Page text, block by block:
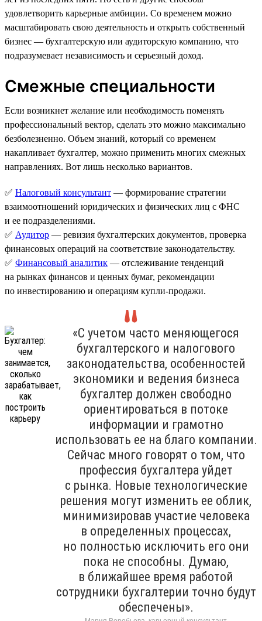
удовлетворить карьерные амбиции. Со временем можно
масштабировать свою деятельность и открыть собственный
бизнес — бухгалтерскую или аудиторскую компанию, что
подразумевает независимость и серьезный доход.
Смежные специальности
Если возникнет желание или необходимость поменять
профессиональный вектор, сделать это можно максимально
безболезненно. Объем знаний, который со временем
накапливает бухгалтер, можно применить многих смежных
направлениях. Вот лишь несколько вариантов.
✅ Налоговый консультант — формирование стратегии
взаимоотношений юридических и физических лиц с ФНС
и ее подразделениями.
✅ Аудитор — ревизия бухгалтерских документов, проверка
финансовых операций на соответствие законодательству.
✅ Финансовый аналитик — отслеживание тенденций
на рынках финансов и ценных бумаг, рекомендации
по инвестированию и операциям купли-продажи.
«С учетом часто меняющегося
бухгалтерского и налогового
законодательства, особенностей
экономики и ведения бизнеса
бухгалтер должен свободно
ориентироваться в потоке
информации и грамотно
использовать ее на благо компании.
Сейчас много говорят о том, что
профессия бухгалтера уйдет
с рынка. Новые технологические
решения могут изменить ее облик,
минимизировав участие человека
в определенных процессах,
но полностью исключить его они
пока не способны. Думаю,
в ближайшее время работой
сотрудники бухгалтерии точно будут
обеспечены».